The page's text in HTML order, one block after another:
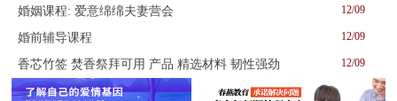
婚姻课程: 爱意绵绵夫妻营会 12/09
婚前辅导课程 12/09
香芯竹签 焚香祭拜可用 产品 精选材料 韧性强劲 12/09